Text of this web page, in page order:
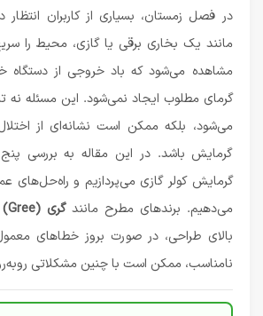
در فصل زمستان، بسیاری از کاربران انتظار
مانند یک بخاری برقی یا گازی، محیط را
مشاهده می‌شود که باد خروجی از دستگاه
گرمای مطلوب ایجاد نمی‌شود. این مسئله نه
می‌شود، بلکه ممکن است نشانه‌ای از
گرمایش باشد. در این مقاله به بررسی
گرمایش کولر گازی می‌پردازیم و راه‌حل‌های
می‌دهیم. برندهای مطرح مانندگری (Gree)
بالای طراحی، در صورت بروز خطاهای
نامناسب، ممکن است با چنین مشکلاتی